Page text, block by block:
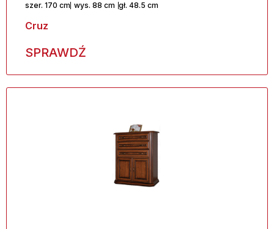
Cruz
szer. 170 cm wys. 88 cm gł. 48.5 cm
SPRAWDŹ